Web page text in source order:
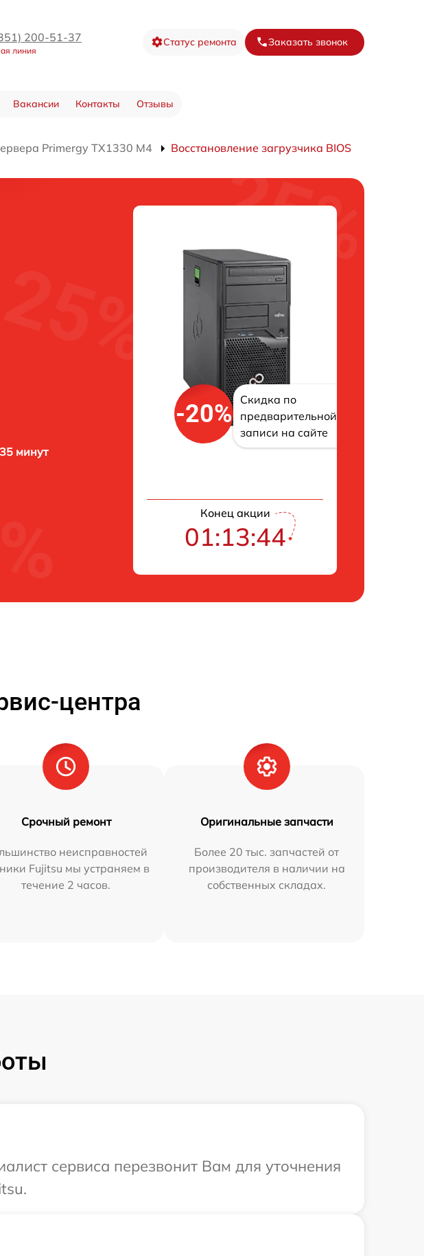
200-51-37
линия
Статус ремонта Заказать звонок
Вакансии Контакты Отзывы
Primergy TX1330 M4 Восстановление загрузчика BIOS
минут
-20%
Скидка по
предварительной
записи на сайте
Конец акции
01:13:43
центра
Срочный ремонт
неисправностей
Fujitsu мы устраняем в
течение 2 часов.
Оригинальные запчасти
Более 20 тыс. запчастей от
производителя в наличии на
собственных складах.
сервиса перезвонит Вам для уточнения